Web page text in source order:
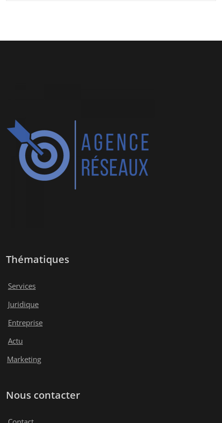
Thématiques
Services
Juridique
Entreprise
Actu
Marketing
Nous contacter